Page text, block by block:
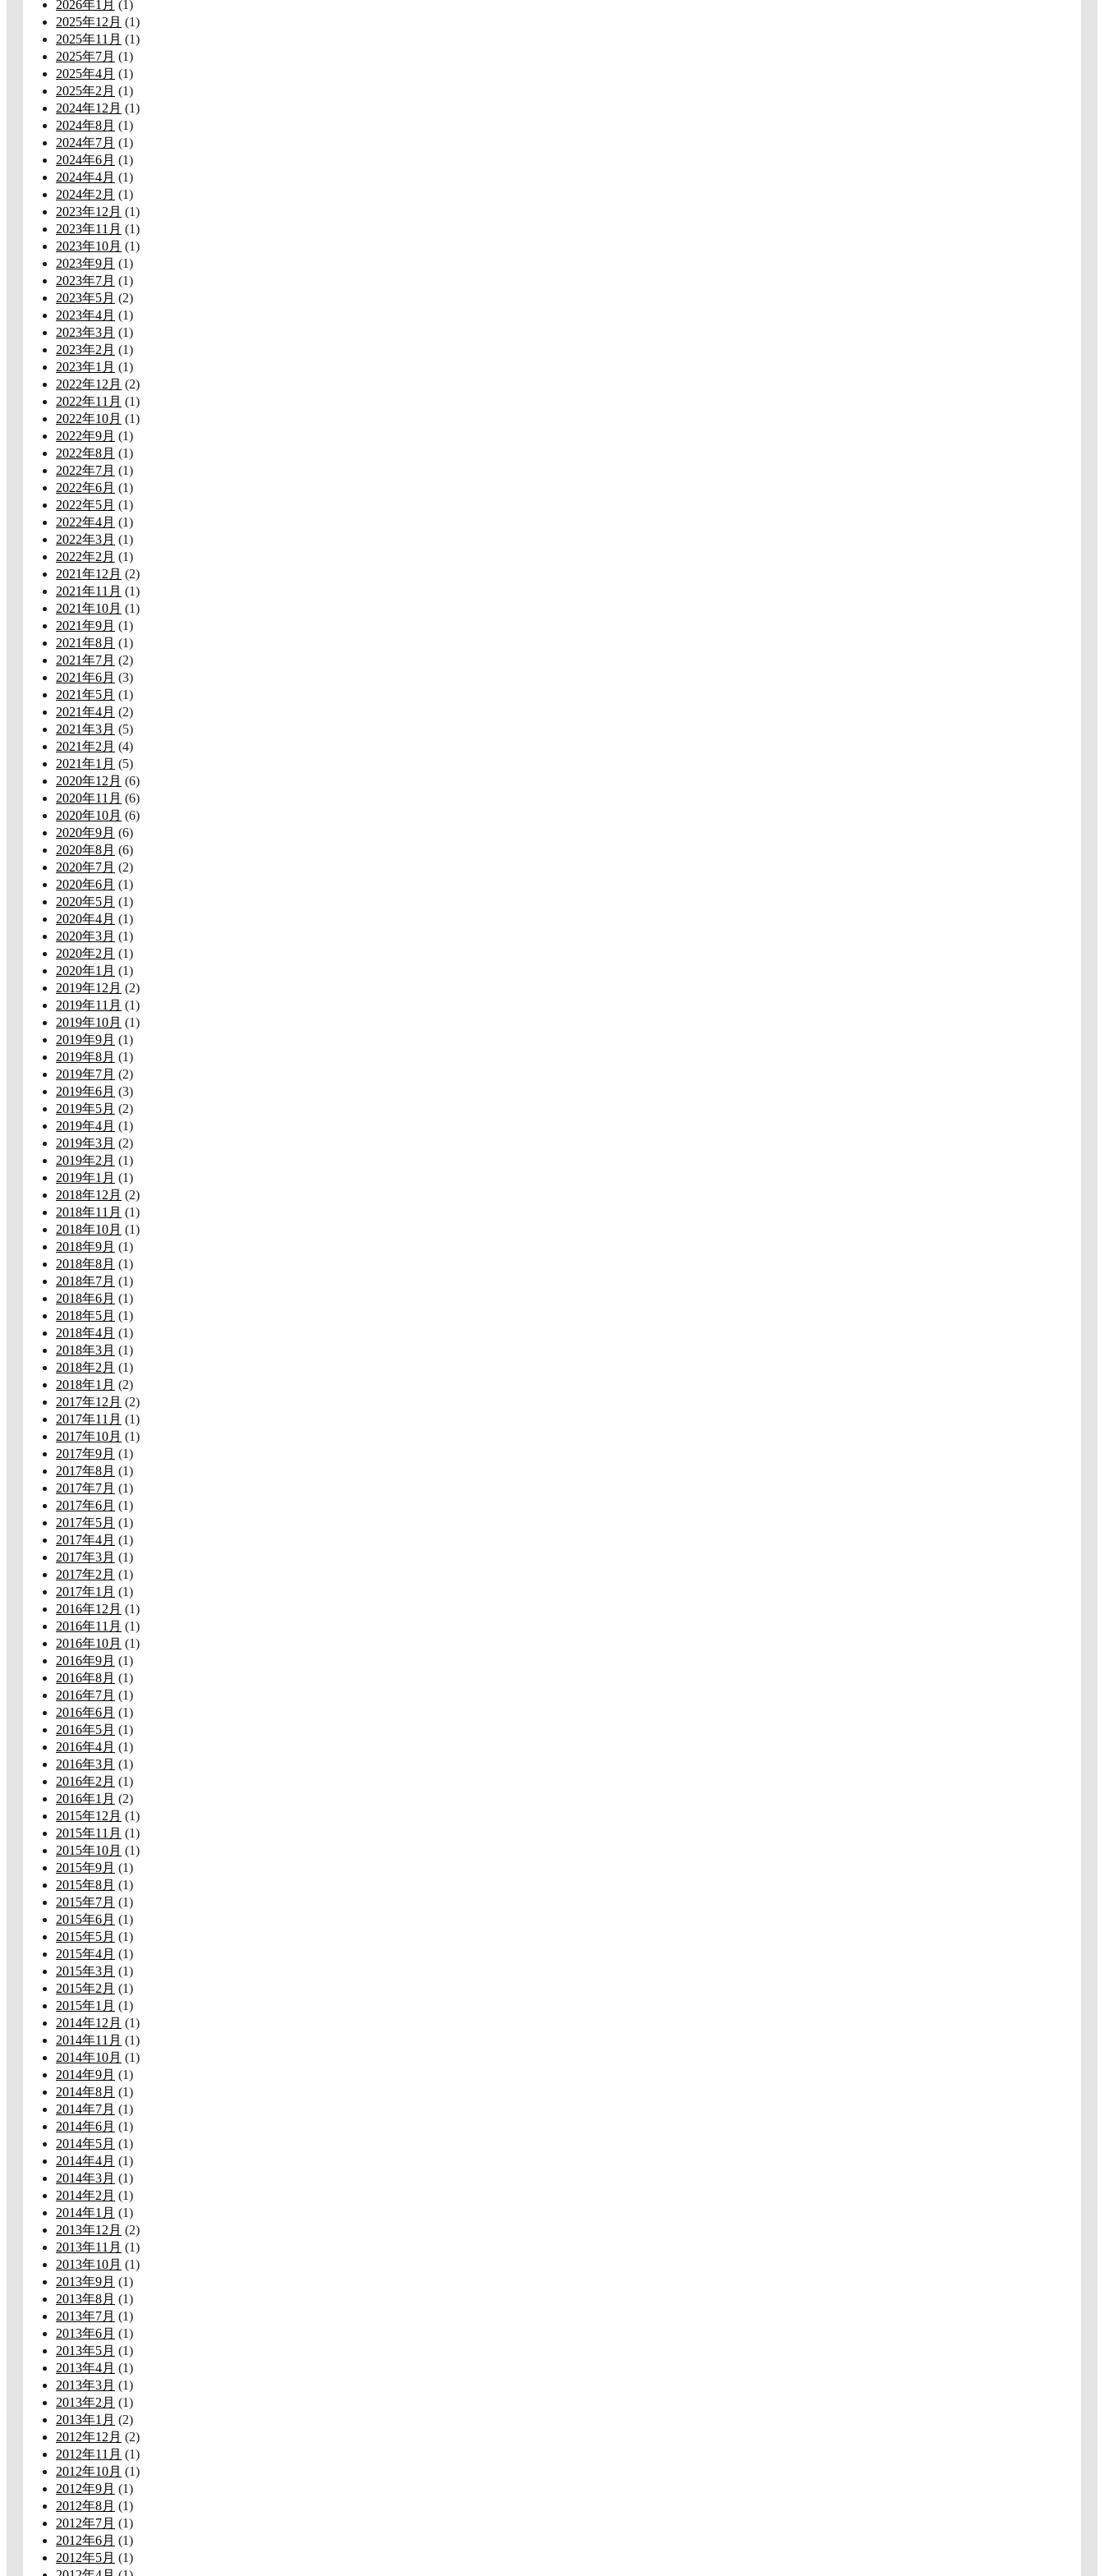
2026年1月 (1)
2025年12月 (1)
2025年11月 (1)
2025年7月 (1)
2025年4月 (1)
2025年2月 (1)
2024年12月 (1)
2024年8月 (1)
2024年7月 (1)
2024年6月 (1)
2024年4月 (1)
2024年2月 (1)
2023年12月 (1)
2023年11月 (1)
2023年10月 (1)
2023年9月 (1)
2023年7月 (1)
2023年5月 (2)
2023年4月 (1)
2023年3月 (1)
2023年2月 (1)
2023年1月 (1)
2022年12月 (2)
2022年11月 (1)
2022年10月 (1)
2022年9月 (1)
2022年8月 (1)
2022年7月 (1)
2022年6月 (1)
2022年5月 (1)
2022年4月 (1)
2022年3月 (1)
2022年2月 (1)
2021年12月 (2)
2021年11月 (1)
2021年10月 (1)
2021年9月 (1)
2021年8月 (1)
2021年7月 (2)
2021年6月 (3)
2021年5月 (1)
2021年4月 (2)
2021年3月 (5)
2021年2月 (4)
2021年1月 (5)
2020年12月 (6)
2020年11月 (6)
2020年10月 (6)
2020年9月 (6)
2020年8月 (6)
2020年7月 (2)
2020年6月 (1)
2020年5月 (1)
2020年4月 (1)
2020年3月 (1)
2020年2月 (1)
2020年1月 (1)
2019年12月 (2)
2019年11月 (1)
2019年10月 (1)
2019年9月 (1)
2019年8月 (1)
2019年7月 (2)
2019年6月 (3)
2019年5月 (2)
2019年4月 (1)
2019年3月 (2)
2019年2月 (1)
2019年1月 (1)
2018年12月 (2)
2018年11月 (1)
2018年10月 (1)
2018年9月 (1)
2018年8月 (1)
2018年7月 (1)
2018年6月 (1)
2018年5月 (1)
2018年4月 (1)
2018年3月 (1)
2018年2月 (1)
2018年1月 (2)
2017年12月 (2)
2017年11月 (1)
2017年10月 (1)
2017年9月 (1)
2017年8月 (1)
2017年7月 (1)
2017年6月 (1)
2017年5月 (1)
2017年4月 (1)
2017年3月 (1)
2017年2月 (1)
2017年1月 (1)
2016年12月 (1)
2016年11月 (1)
2016年10月 (1)
2016年9月 (1)
2016年8月 (1)
2016年7月 (1)
2016年6月 (1)
2016年5月 (1)
2016年4月 (1)
2016年3月 (1)
2016年2月 (1)
2016年1月 (2)
2015年12月 (1)
2015年11月 (1)
2015年10月 (1)
2015年9月 (1)
2015年8月 (1)
2015年7月 (1)
2015年6月 (1)
2015年5月 (1)
2015年4月 (1)
2015年3月 (1)
2015年2月 (1)
2015年1月 (1)
2014年12月 (1)
2014年11月 (1)
2014年10月 (1)
2014年9月 (1)
2014年8月 (1)
2014年7月 (1)
2014年6月 (1)
2014年5月 (1)
2014年4月 (1)
2014年3月 (1)
2014年2月 (1)
2014年1月 (1)
2013年12月 (2)
2013年11月 (1)
2013年10月 (1)
2013年9月 (1)
2013年8月 (1)
2013年7月 (1)
2013年6月 (1)
2013年5月 (1)
2013年4月 (1)
2013年3月 (1)
2013年2月 (1)
2013年1月 (2)
2012年12月 (2)
2012年11月 (1)
2012年10月 (1)
2012年9月 (1)
2012年8月 (1)
2012年7月 (1)
2012年6月 (1)
2012年5月 (1)